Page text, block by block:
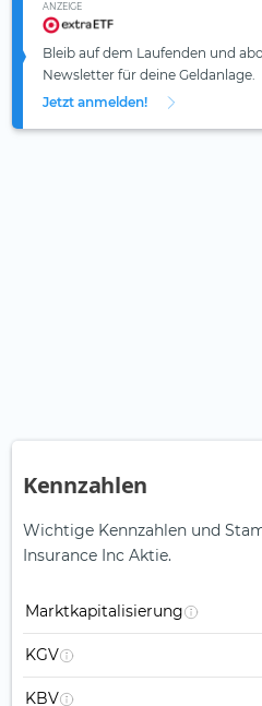
ANZEIGE
Bleib auf dem Laufenden und
Newsletter für deine Geldanlage.
Jetzt anmelden!
Kennzahlen
Wichtige Kennzahlen und
Insurance Inc Aktie.
Marktkapitalisierung
KGV
KBV